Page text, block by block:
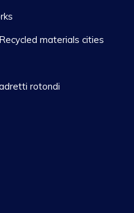
materials cities
rotondi